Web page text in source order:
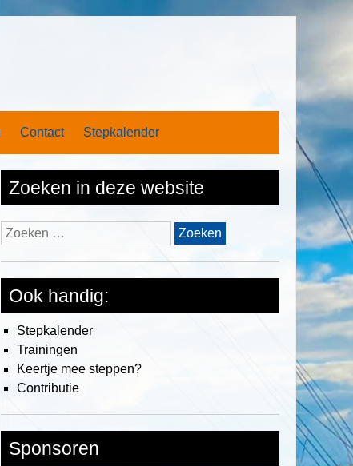
Contact Stepkalender
Zoeken in deze website
Zoeken
naar:
Ook handig:
Stepkalender
Trainingen
Keertje mee steppen?
Contributie
Sponsoren